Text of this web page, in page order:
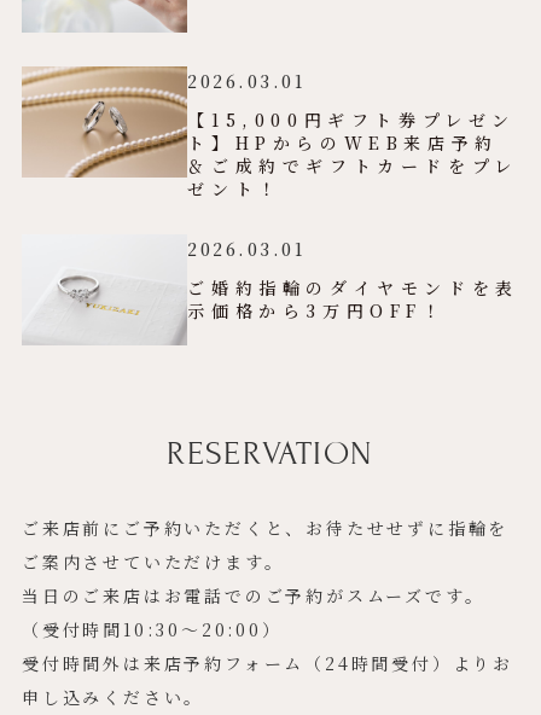
2026.03.01
【15,000円ギフト券プレゼン
ト】HPからのWEB来店予約
＆ご成約でギフトカードをプレ
ゼント！
2026.03.01
ご婚約指輪のダイヤモンドを表
示価格から3万円OFF！
RESERVATION
ご来店前にご予約いただくと、お待たせせずに指輪を
ご案内させていただけます。
当日のご来店はお電話でのご予約がスムーズです。
（受付時間10:30〜20:00）
受付時間外は来店予約フォーム（24時間受付）よりお
申し込みください。